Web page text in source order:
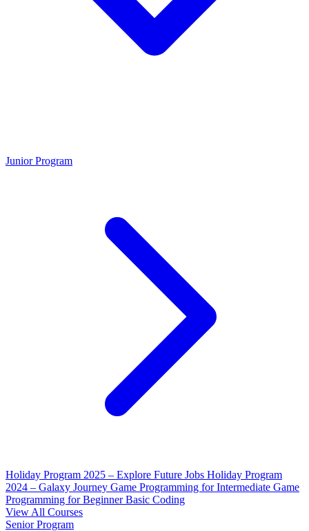
Junior Program
Holiday Program 2025 – Explore Future Jobs Holiday Program
2024 – Galaxy Journey Game Programming for Intermediate Game
Programming for Beginner Basic Coding
View All Courses
Senior Program